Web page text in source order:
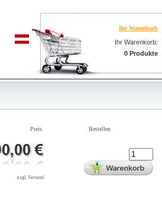
Ihr Warenkorb
Ihr Warenkorb:
0 Produkte
Preis Bestellen
zzgl. Versand